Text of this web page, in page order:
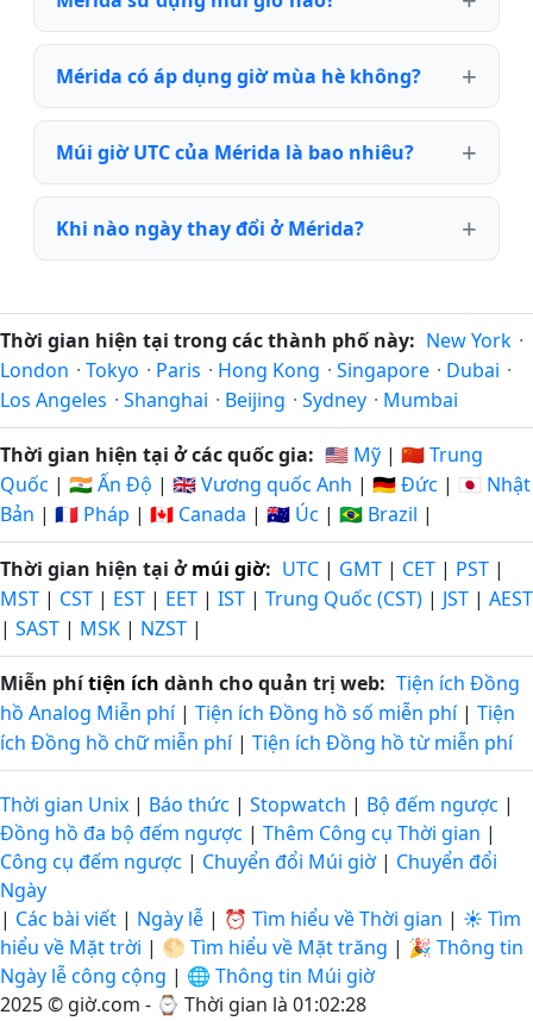
Mérida có áp dụng giờ mùa hè không?
Múi giờ UTC của Mérida là bao nhiêu?
Khi nào ngày thay đổi ở Mérida?
Thời gian hiện tại trong các thành phố này: New York ·
London · Tokyo · Paris · Hong Kong · Singapore · Dubai ·
Los Angeles · Shanghai · Beijing · Sydney · Mumbai
Thời gian hiện tại ở các quốc gia: 🇺🇸 Mỹ | 🇨🇳 Trung
Quốc | 🇮🇳 Ấn Độ | 🇬🇧 Vương quốc Anh | 🇩🇪 Đức | 🇯🇵 Nhật
Bản | 🇫🇷 Pháp | 🇨🇦 Canada | 🇦🇺 Úc | 🇧🇷 Brazil |
Thời gian hiện tại ởmúi giờ: UTC | GMT | CET | PST |
MST | CST | EST | EET | IST | Trung Quốc (CST) | JST | AEST
| SAST | MSK | NZST |
Miễn phítiện ích dành cho quản trị web: Tiện ích Đồng
hồ Analog Miễn phí| Tiện ích Đồng hồ số miễn phí| Tiện
ích Đồng hồ chữ miễn phí| Tiện ích Đồng hồ từ miễn phí
Thời gian Unix | Báo thức | Stopwatch | Bộ đếm ngược |
Đồng hồ đa bộ đếm ngược | Thêm Công cụ Thời gian |
Công cụ đếm ngược | Chuyển đổi Múi giờ | Chuyển đổi
Ngày
| Các bài viết | Ngày lễ | ⏰ Tìm hiểu về Thời gian | ☀️ Tìm
hiểu về Mặt trời | 🌕 Tìm hiểu về Mặt trăng | 🎉 Thông tin
Ngày lễ công cộng | 🌐 Thông tin Múi giờ
2025 © giờ.com - ⌚ Thời gian là 01:02:29